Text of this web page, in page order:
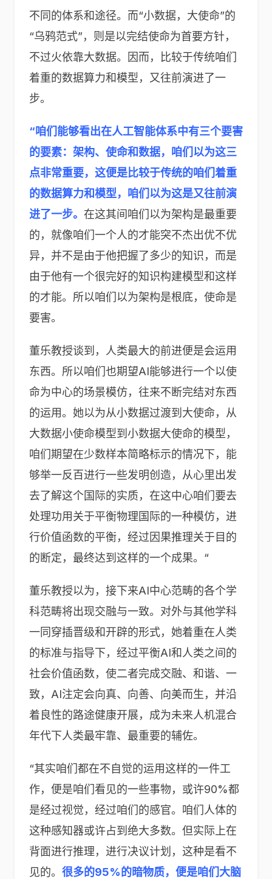
不同的体系和途径。而“小数据，大使命”的
“乌鸦范式”，则是以完结使命为首要方针，
不过火依靠大数据。因而，比较于传统咱们
着重的数据算力和模型，又往前演进了一
步。
“咱们能够看出在人工智能体系中有三个要害
的要素：架构、使命和数据，咱们以为这三
点非常重要，这便是比较于传统的咱们着重
的数据算力和模型，咱们以为这是又往前演
进了一步。 在这其间咱们以为架构是最重要
的，就像咱们一个人的才能突不杰出优不优
异，并不是由于他把握了多少的知识，而是
由于他有一个很完好的知识构建模型和这样
的才能。所以咱们以为架构是根底，使命是
要害。
董乐教授谈到，人类最大的前进便是会运用
东西。所以咱们也期望AI能够进行一个以使
命为中心的场景模仿，往来不断完结对东西
的运用。她以为从小数据过渡到大使命，从
大数据小使命模型到小数据大使命的模型，
咱们期望在少数样本简略标示的情况下，能
够举一反百进行一些发明创造，从心里出发
去了解这个国际的实质，在这中心咱们要去
处理功用关于平衡物理国际的一种模仿，进
行价值函数的平衡，经过因果推理关于目的
的断定，最终达到这样的一个成果。“
董乐教授以为，接下来AI中心范畴的各个学
科范畴将出现交融与一致。对外与其他学科
一同穿插晋级和开辟的形式，她着重在人类
的标准与指导下，经过平衡AI和人类之间的
社会价值函数，使二者完成交融、和谐、一
致，AI注定会向真、向善、向美而生，并沿
着良性的路途健康开展，成为未来人机混合
年代下人类最牢靠、最重要的辅佐。
“其实咱们都在不自觉的运用这样的一件工
作，便是咱们看见的一些事物，或许90%都
是经过视觉，经过咱们的感官。咱们人体的
这种感知器或许占到绝大多数。但实际上在
背面进行推理，进行决议计划，这种是看不
见的。 很多的95%的暗物质，便是咱们大脑